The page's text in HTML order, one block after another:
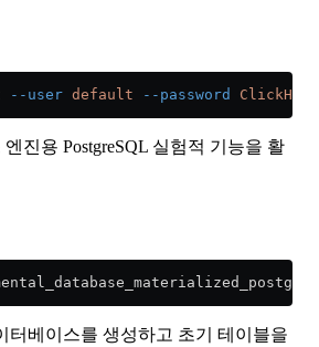
--user default --password
진용 PostgreSQL 실험적 기능을 활
터베이스를 생성하고 초기 테이블을